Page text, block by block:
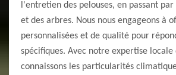
l'entretien des pelouses, en passant
et des arbres. Nous nous engageons à
personnalisées et de qualité pour
spécifiques. Avec notre expertise locale
connaissons les particularités